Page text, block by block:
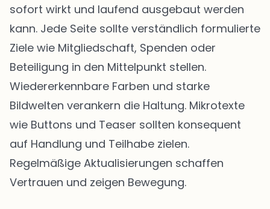
sofort wirkt und laufend ausgebaut werden
kann. Jede Seite sollte verständlich formulierte
Ziele wie Mitgliedschaft, Spenden oder
Beteiligung in den Mittelpunkt stellen.
Wiedererkennbare Farben und starke
Bildwelten verankern die Haltung. Mikrotexte
wie Buttons und Teaser sollten konsequent
auf Handlung und Teilhabe zielen.
Regelmäßige Aktualisierungen schaffen
Vertrauen und zeigen Bewegung.